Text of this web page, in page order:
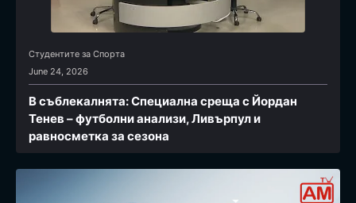
Студентите за Спортa
June 24, 2026
В съблекалнята: Специална среща с Йордан
Тенев – футболни анализи, Ливърпул и
равносметка за сезона